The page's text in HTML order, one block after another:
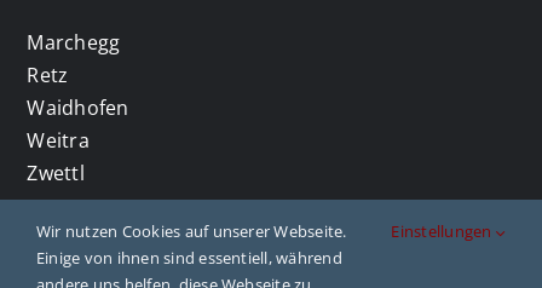
Marchegg
Retz
Waidhofen
Weitra
Zwettl
Wir nutzen Cookies auf unserer Webseite.
Einige von ihnen sind essentiell, während
Einstellungen